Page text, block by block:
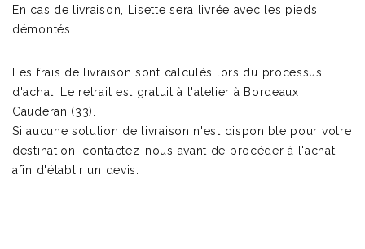
En cas de livraison, Lisette sera livrée avec les pieds
démontés.
Les frais de livraison sont calculés lors du processus
d'achat. Le retrait est gratuit à l'atelier à Bordeaux
Caudéran (33).
Si aucune solution de livraison n'est disponible pour votre
destination, contactez-nous avant de procéder à l'achat
afin d'établir un devis.